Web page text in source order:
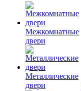
Межкомнатные
двери
Металлические
двери